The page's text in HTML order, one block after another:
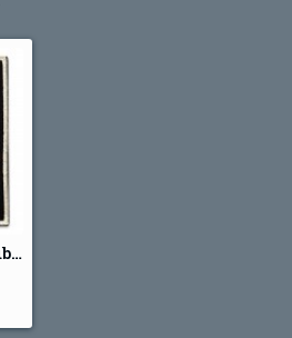
Grade Functionar Public Superior Politia Locala